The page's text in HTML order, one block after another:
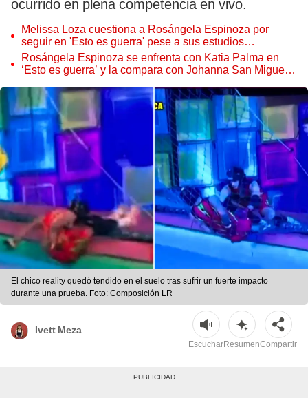
ocurrido en plena competencia en vivo.
Melissa Loza cuestiona a Rosángela Espinoza por
seguir en 'Esto es guerra' pese a sus estudios
universitarios: "¿Qué has hecho con tu carrera?"
Rosángela Espinoza se enfrenta con Katia Palma en
‘Esto es guerra’ y la compara con Johanna San Miguel:
El chico reality quedó tendido en el suelo tras sufrir un fuerte impacto
durante una prueba. Foto: Composición LR
Ivett Meza
EscucharResumenCompartir